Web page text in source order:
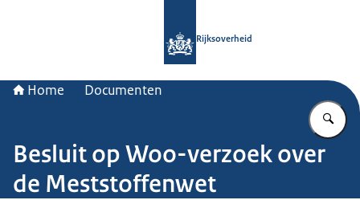
Rijksoverheid
Home Documenten
Besluit op Woo-verzoek over
de Meststoffenwet